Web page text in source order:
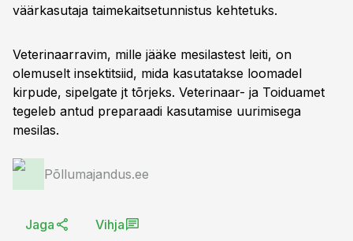
väärkasutaja taimekaitsetunnistus kehtetuks.
Veterinaarravim, mille jääke mesilastest leiti, on
olemuselt insektitsiid, mida kasutatakse loomadel
kirpude, sipelgate jt tõrjeks. Veterinaar- ja Toiduamet
tegeleb antud preparaadi kasutamise uurimisega
mesilas.
Põllumajandus.ee
Jaga Vihja